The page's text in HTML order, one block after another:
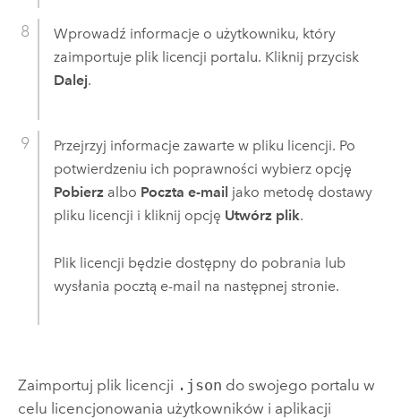
Wprowadź informacje o użytkowniku, który
zaimportuje plik licencji portalu. Kliknij przycisk
Dalej.
Przejrzyj informacje zawarte w pliku licencji. Po
potwierdzeniu ich poprawności wybierz opcję
Pobierzalbo Poczta e-mail jako metodę dostawy
pliku licencji i kliknij opcję Utwórz plik.
Plik licencji będzie dostępny do pobrania lub
wysłania pocztą e-mail na następnej stronie.
Zaimportuj plik licencji .json do swojego portalu w
celu licencjonowania użytkowników i aplikacji